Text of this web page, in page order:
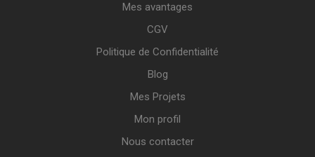
Mes avantages
CGV
Politique de Confidentialité
Blog
Mes Projets
Mon profil
Nous contacter